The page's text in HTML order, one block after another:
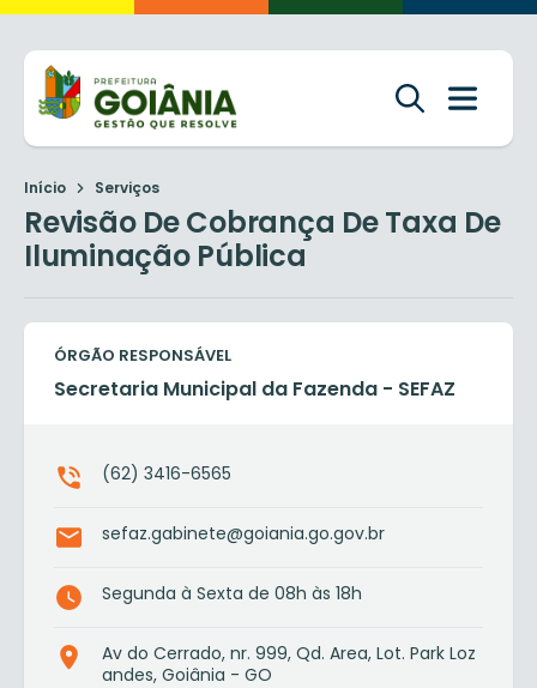
Início Serviços
Revisão De Cobrança De Taxa De
Iluminação Pública
ÓRGÃO RESPONSÁVEL
Secretaria Municipal da Fazenda - SEFAZ
(62) 3416-6565
sefaz.gabinete@goiania.go.gov.br
Segunda à Sexta de 08h às 18h
Av do Cerrado, nr. 999, Qd. Area, Lot. Park Loz
andes, Goiânia - GO